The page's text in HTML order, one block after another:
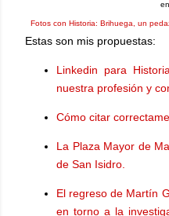
Fotos con Historia: Brihuega, un
Estas son mis propuestas:
Linkedin para
nuestra profesión y
Cómo citar
La Plaza Mayor de
de San Isidro.
El regreso de Martín
en torno a la